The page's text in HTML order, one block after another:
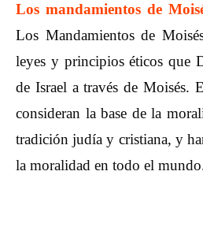
Los mandamientos de
Los Mandamientos de
leyes y principios éticos que
de Israel a través de Moisés.
consideran la base de la
tradición judía y cristiana, y
la moralidad en todo el